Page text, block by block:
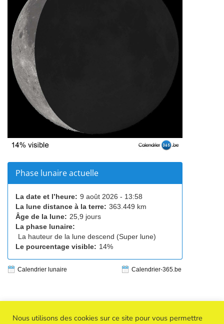
Phase lunaire actuelle
La date et l’heure: 9 août 2026 - 13:58
La lune distance à la terre: 363.449 km
Âge de la lune: 25,9 jours
La phase lunaire:
La hauteur de la lune descend (Super lune)
Le pourcentage visible: 14%
Calendrier lunaire Calendrier-365.be
Nous utilisons des cookies sur ce site pour vous permettre